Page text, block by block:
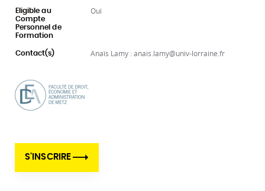
Eligible au
Compte
Personnel de
Formation
Oui
Contact(s) Anaïs Lamy : anais.lamy@univ-lorraine.fr
S'INSCRIRE